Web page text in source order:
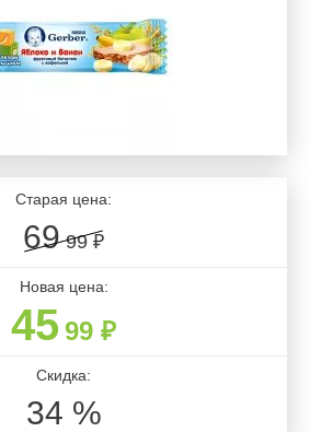
Старая цена:
69 99 ₽
Новая цена:
45 99 ₽
Скидка:
34 %